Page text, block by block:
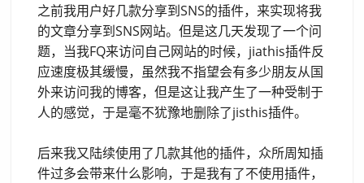
之前我用户好几款分享到SNS的插件，来实现将我
的文章分享到SNS网站。但是这几天发现了一个问
题，当我FQ来访问自己网站的时候，jiathis插件反
应速度极其缓慢，虽然我不指望会有多少朋友从国
外来访问我的博客，但是这让我产生了一种受制于
人的感觉，于是毫不犹豫地删除了jisthis插件。
后来我又陆续使用了几款其他的插件，众所周知插
件过多会带来什么影响，于是我有了不使用插件，